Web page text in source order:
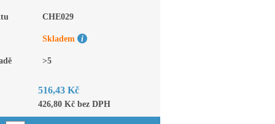
CHE029
Skladem
>5
516,43 Kč
426,80 Kč bez DPH